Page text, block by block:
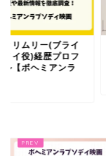
ィリムリー(ブライ
メイ役)経歴プロフ
ル【ボヘミアンラ